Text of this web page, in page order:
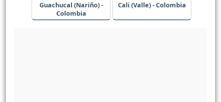
Guachucal (Nariño) -
Colombia
Cali (Valle) - Colombia